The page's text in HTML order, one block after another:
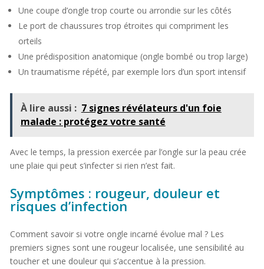
Une coupe d’ongle trop courte ou arrondie sur les côtés
Le port de chaussures trop étroites qui compriment les
orteils
Une prédisposition anatomique (ongle bombé ou trop large)
Un traumatisme répété, par exemple lors d’un sport intensif
À lire aussi : 7 signes révélateurs d'un foie
malade : protégez votre santé
Avec le temps, la pression exercée par l’ongle sur la peau crée
une plaie qui peut s’infecter si rien n’est fait.
Symptômes : rougeur, douleur et
risques d’infection
Comment savoir si votre ongle incarné évolue mal ? Les
premiers signes sont une rougeur localisée, une sensibilité au
toucher et une douleur qui s’accentue à la pression.